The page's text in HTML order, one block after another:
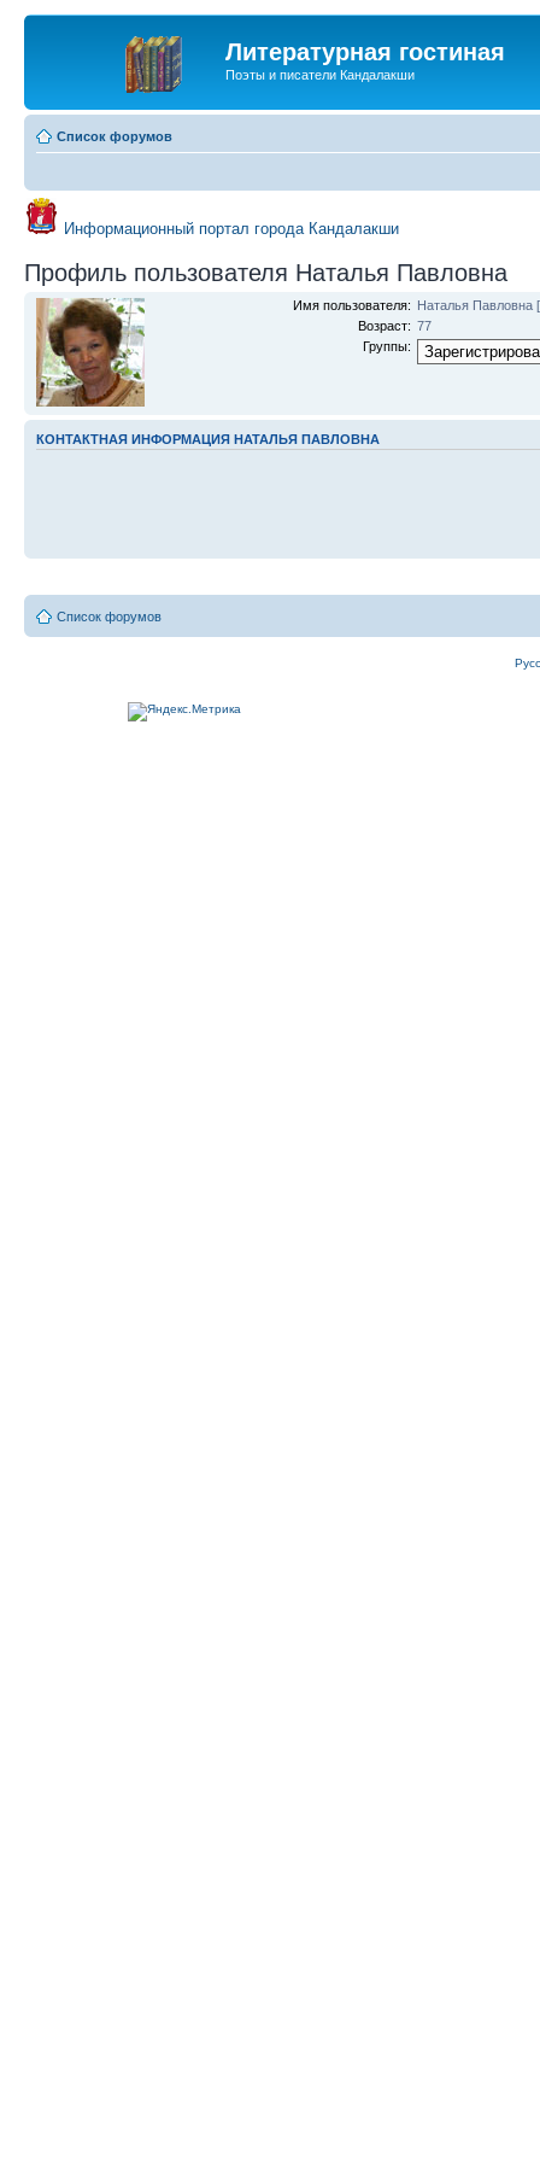
Литературная гостиная
Поэты и писатели Кандалакши
Список форумов
Информационный портал города Кандалакши
Профиль пользователя Наталья Павловна
Имя пользователя: Наталья Павловна
Возраст: 77
Группы:
КОНТАКТНАЯ ИНФОРМАЦИЯ НАТАЛЬЯ ПАВЛОВНА
Список форумов